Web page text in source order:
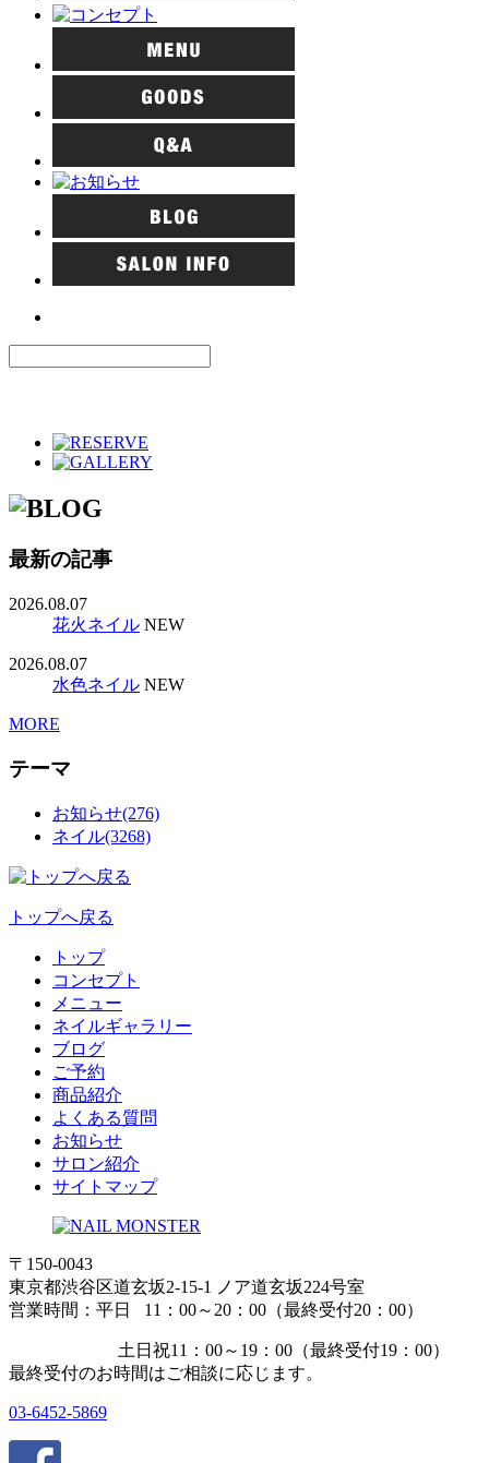
最新の記事
2026.08.07
花火ネイル NEW
2026.08.07
水色ネイル NEW
MORE
テーマ
お知らせ(276)
ネイル(3268)
トップへ戻る
トップ
コンセプト
メニュー
ネイルギャラリー
ブログ
ご予約
商品紹介
よくある質問
お知らせ
サロン紹介
サイトマップ
〒150-0043
東京都渋谷区道玄坂2-15-1 ノア道玄坂224号室
営業時間：平日 11：00～20：00（最終受付20：00）
土日祝11：00～19：00（最終受付19：00）
最終受付のお時間はご相談に応じます。
03-6452-5869